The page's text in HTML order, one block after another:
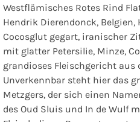
Westflämisches Rotes Rind
Hendrik Dierendonck, Belgien,
Cocosglut gegart, iranischer
mit glatter Petersilie, Minze,
grandioses Fleischgericht aus
Unverkennbar steht hier das
Metzgers, der sich einen
des Oud Sluis und In de Wulf